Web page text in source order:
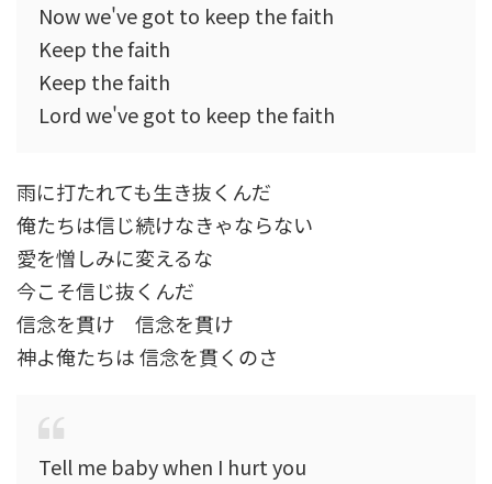
Now we've got to keep the faith
Keep the faith
Keep the faith
Lord we've got to keep the faith
雨に打たれても生き抜くんだ
俺たちは信じ続けなきゃならない
愛を憎しみに変えるな
今こそ信じ抜くんだ
信念を貫け 信念を貫け
神よ俺たちは 信念を貫くのさ
Tell me baby when I hurt you